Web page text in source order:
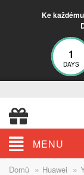
Ke
1
DAYS
MENU
Domů » Huawei »